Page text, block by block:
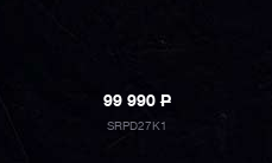
99 990P
SRPD27K1